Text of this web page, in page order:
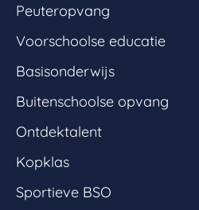
Peuteropvang
Voorschoolse educatie
Basisonderwijs
Buitenschoolse opvang
Ontdektalent
Kopklas
Sportieve BSO